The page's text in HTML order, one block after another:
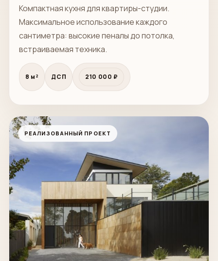
Компактная кухня для квартиры-студии.
Максимальное использование каждого
сантиметра: высокие пеналы до потолка,
встраиваемая техника.
8 м² ДСП 210 000 ₽
РЕАЛИЗОВАННЫЙ ПРОЕКТ